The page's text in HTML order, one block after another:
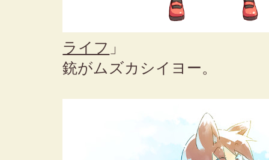
ライフ 」
銃がムズカシイヨー。